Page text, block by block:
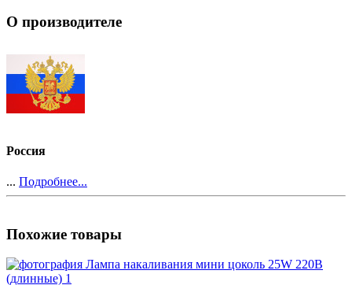
О производителе
Россия
... Подробнее...
Похожие товары